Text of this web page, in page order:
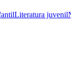
Literatura juvenil